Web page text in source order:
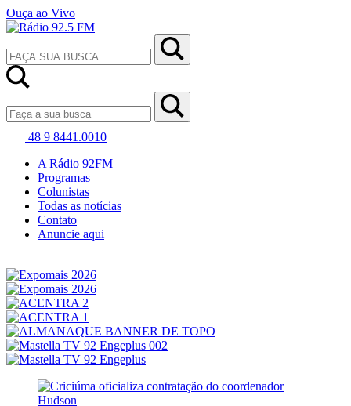
Ouça ao Vivo
48 9 8441.0010
A Rádio 92FM
Programas
Colunistas
Todas as notícias
Contato
Anuncie aqui